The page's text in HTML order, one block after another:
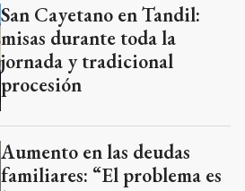
San Cayetano en Tandil:
misas durante toda la
jornada y tradicional
procesión
Aumento en las deudas
familiares: “El problema es